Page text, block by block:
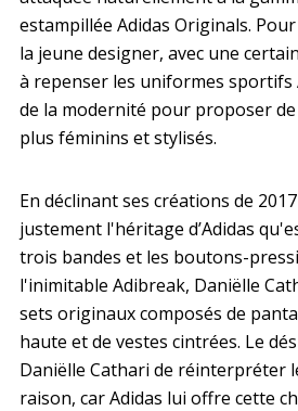
estampillée Adidas Originals.
la jeune designer, avec une
à repenser les uniformes sportifs
de la modernité pour proposer
plus féminins et stylisés.
En déclinant ses créations de
justement l'héritage d’Adidas
trois bandes et les boutons-
l'inimitable Adibreak, Daniëlle
sets originaux composés de
haute et de vestes cintrées. Le
Daniëlle Cathari de réinterpréter
raison, car Adidas lui offre cette